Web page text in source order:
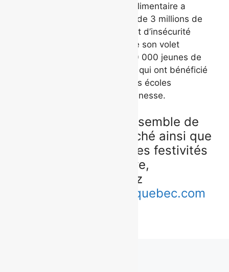
programme de récupération alimentaire a
permis la distribution de plus de 3 millions de
repas aux personnes souffrant d’insécurité
alimentaire. Par l’entremise de son volet
ÉDUQUER, ce sont plus de 30 000 jeunes de
toutes les régions du Québec qui ont bénéficié
de formation culinaire dans les écoles
secondaires et les centres jeunesse.
Pour connaître l’ensemble de
l’offre du Grand Marché ainsi que
la programmation des festivités
d’ouverture,
consultez
legrandmarchedequebec.com